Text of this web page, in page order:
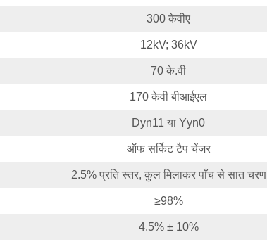
300 केवीए
12kV; 36kV
70 के.वी
170 केवी बीआईएल
Dyn11 या Yyn0
ऑफ सर्किट टैप चेंजर
2.5% प्रति स्तर, कुल मिलाकर पाँच से सात चरण
≥98%
4.5% ± 10%